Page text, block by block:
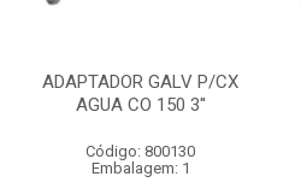
ADAPTADOR GALV P/CX
AGUA CO 150 3''
Código: 800130
Embalagem: 1